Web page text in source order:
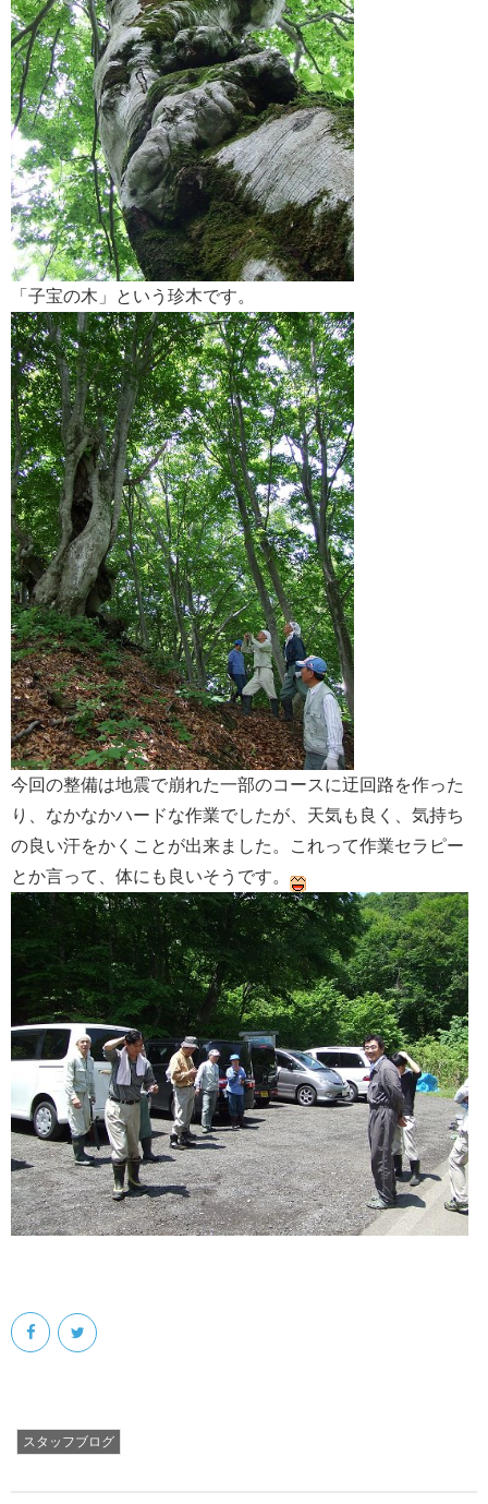
「子宝の木」という珍木です。
今回の整備は地震で崩れた一部のコースに迂回路を作った
り、なかなかハードな作業でしたが、天気も良く、気持ち
の良い汗をかくことが出来ました。これって作業セラピー
とか言って、体にも良いそうです。
スタッフブログ